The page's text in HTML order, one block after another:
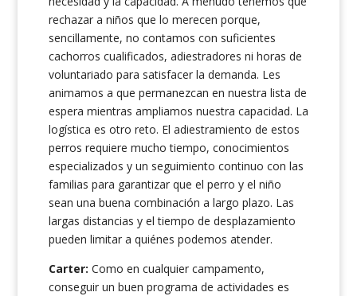
rechazar a niños que lo merecen porque,
sencillamente, no contamos con suficientes
cachorros cualificados, adiestradores ni horas de
voluntariado para satisfacer la demanda. Les
animamos a que permanezcan en nuestra lista de
espera mientras ampliamos nuestra capacidad. La
logística es otro reto. El adiestramiento de estos
perros requiere mucho tiempo, conocimientos
especializados y un seguimiento continuo con las
familias para garantizar que el perro y el niño
sean una buena combinación a largo plazo. Las
largas distancias y el tiempo de desplazamiento
pueden limitar a quiénes podemos atender.
Carter: Como en cualquier campamento,
conseguir un buen programa de actividades es